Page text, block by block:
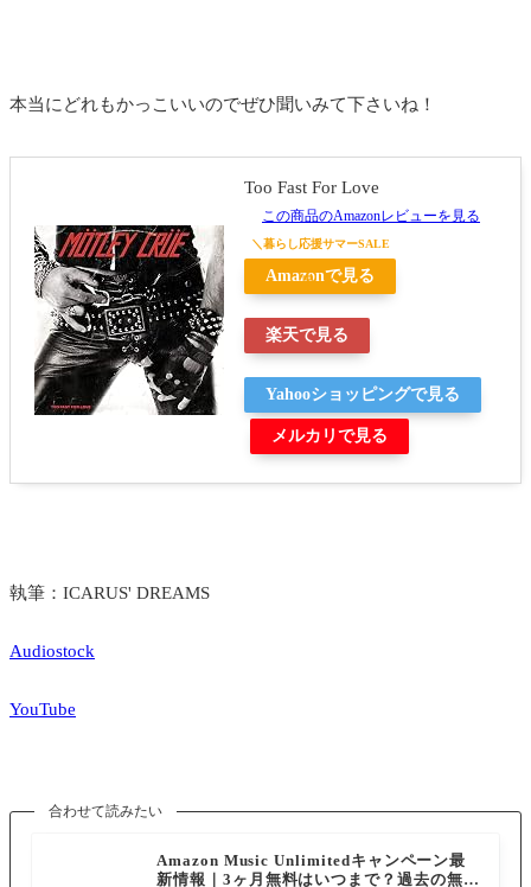
本当にどれもかっこいいのでぜひ聞いみて下さいね！
Too Fast For Love
この商品のAmazonレビューを見る
Amazonで見る
楽天で見る
Yahooショッピングで見る
メルカリで見る
執筆：ICARUS' DREAMS
Audiostock
YouTube
合わせて読みたい
Amazon Music Unlimitedキャンペーン最
新情報｜3ヶ月無料はいつまで？過去の無料